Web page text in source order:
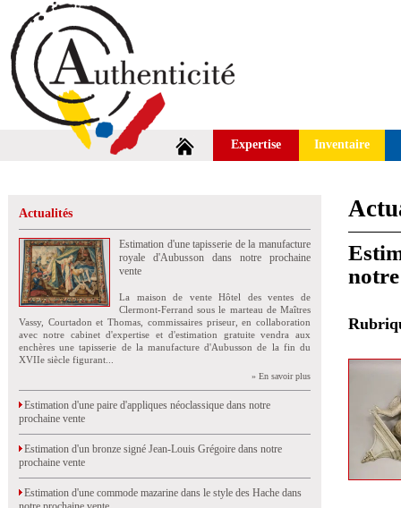
Expertise Inventaire
Actualités
Estimation d'une tapisserie de la manufacture
royale d'Aubusson dans notre prochaine
vente
La maison de vente Hôtel des ventes de
Clermont-Ferrand sous le marteau de Maîtres
Vassy, Courtadon et Thomas, commissaires priseur, en collaboration
avec notre cabinet d'expertise et d'estimation gratuite vendra aux
enchères une tapisserie de la manufacture d'Aubusson de la fin du
XVIIe siècle figurant...
» En savoir plus
Estimation d'une paire d'appliques néoclassique dans notre
prochaine vente
Estimation d'un bronze signé Jean-Louis Grégoire dans notre
prochaine vente
Estimation d'une commode mazarine dans le style des Hache dans